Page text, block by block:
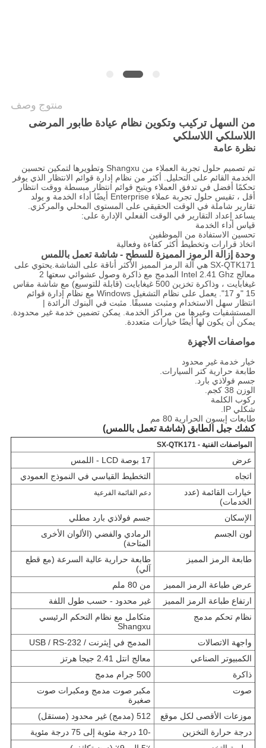
منتوج وصف
من السهل تركيب وتكوين نظام عيادة طابور المرضى
اللاسلكي اللاسلكي
نظرة عامة
تم تصميم حلول تجربة العملاء من Shangxu وتطويرها لتمكين تحسين
الخدمة القائم على التحليل. أكثر من نظام إدارة قوائم الانتظار الذي يوفر
تحكمًا أفضل في تدفق العملاء ويتيح قوائم انتظار مبسطة ووقت انتظار
أقل ، تقيس حلول تجربة عملاء Enterprise أيضًا أداء الخدمة و يولد
تقارير شاملة في الوقت الحقيقي على المستوى المحلي والمركزي.
يساعد إعداد التقارير في الوقت الفعلي الإدارة على:
قياس أداء الخدمة
تحسين الاستفادة من الموظفين
اتخاذ قرارات وتخطيط أكثر كفاءة وفعالية
وحدة إزالة الرموز المميزة للسطح - شاشة تعمل باللمس
SX-QTK171 هي آلة الرمز المميز الأكثر أناقة على الشاشة.يحتوي على
معالج Intel 2.41 Ghz المدمج مع ذاكرة وصول عشوائي سعتها 2
غيغابايت ، وذاكرة تخزين 500 غيغابايت (قابلة للتوسيع) مع شاشة مقاس
15 "و 17". يعمل على نظام التشغيل Windows مع نظام إدارة قوائم
انتظار سهل الاستخدام ومثبت مسبقًا. مثبت في البنوك الرائدة |
المستشفيات وغيرها من مراكز الخدمة. يمكن تضمين خدمة غير محدودة.
يمكن أن يكون لها أيضًا خيارات متعددة.
مواصفات الأجهزة
خيار خدمة غير محدود
طابعة حرارية كتر السيارات.
جسم فولاذي بارد.
الوزن 38 كجم.
ركوب الكلمة
شكلي IP.
طابعات إبسون الحرارية 80 مم
كشك جبل الطابق (شاشة تعمل باللمس)
المواصفات الفنية - SX-QTK171
عرض
17 بوصة LCD - اللمس
اتجاه
التخطيط القياسي في النموذج العمودي
خيارات القائمة (عدد
الخدمات)
دعم القائمة الفرعية
الإسكان
جسم فولاذي بارد مطلي
لون الجسم
الرمادي والفضي (الألوان الأخرى
المتاحة)
طابعة الرمز المميز
طابعة حرارية عالية السرعة (مع قطع
آلي)
عرض طباعة الرمز المميز
من 80 ملم
ارتفاع طباعة الرمز المميز
غير محدود - حسب طول اللفة
نظام تحكم مدمج
متكامل مع نظام التحكم الرئيسي
Shangxu
واجهة الاتصالات
المدمج في إيثرنت / USB / RS-232
الكمبيوتر الصناعي
معالج انتل 2.41 جيجا هرتز
ذاكرة
500 جرام مدمج
صوت
مكبر صوت مدمج ومكبرات صوت
صغيرة
موزعات الأقصى لكل موقع
512 (مدمج) غير محدود (مستقل)
درجة حرارة التخزين
-10 درجة مئوية إلى 75 درجة مئوية